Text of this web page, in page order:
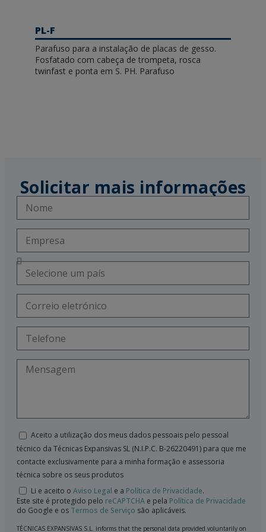
PL-F
Parafuso para a instalação de placas de gesso.
Fosfatado com cabeça de trompeta, rosca
twinfast e ponta em S. PH. Parafuso
Solicitar mais informações
Aceito a utilização dos meus dados pessoais pelo pessoal
técnico da Técnicas Expansivas SL (N.I.P.C. B-26220491) para que me
contacte exclusivamente para a minha formação e assessoria
técnica sobre os seus produtos
Li e aceito o Aviso Legal e a Política de Privacidade.
Este site é protegido pelo reCAPTCHA e pela Política de Privacidade
do Google e os Termos de Serviço são aplicáveis.
TÉCNICAS EXPANSIVAS S.L. informs that the personal data provided voluntarily on